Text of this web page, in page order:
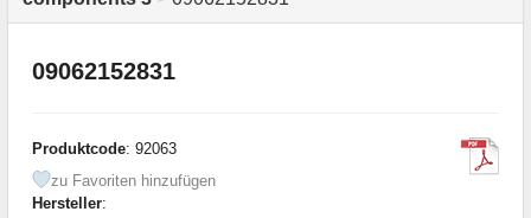
09062152831
Produktcode: 92063
zu Favoriten hinzufügen
Hersteller: